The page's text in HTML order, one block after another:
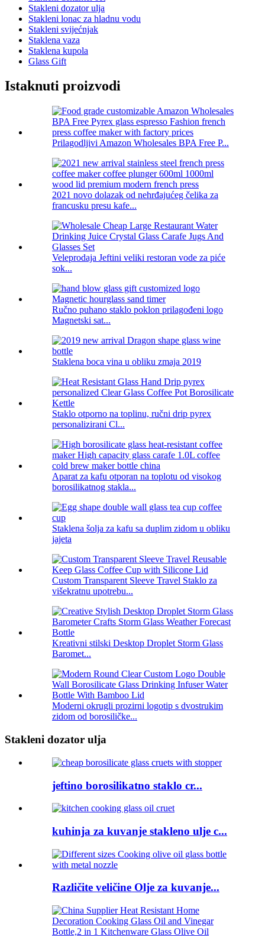
Stakleni dozator ulja
Stakleni lonac za hladnu vodu
Stakleni svijećnjak
Staklena vaza
Staklena kupola
Glass Gift
Istaknuti proizvodi
Prilagodljivi Amazon Wholesales BPA Free P...
2021 novo dolazak od nehrđajućeg čelika za
francusku presu kafe...
Veleprodaja Jeftini veliki restoran vode za piće
sok...
Ručno puhano staklo poklon prilagođeni logo
Magnetski sat...
Staklena boca vina u obliku zmaja 2019
Staklo otporno na toplinu, ručni drip pyrex
personalizirani Cl...
Aparat za kafu otporan na toplotu od visokog
borosilikatnog stakla...
Staklena šolja za kafu sa duplim zidom u obliku
jajeta
Custom Transparent Sleeve Travel Staklo za
višekratnu upotrebu...
Kreativni stilski Desktop Droplet Storm Glass
Baromet...
Moderni okrugli prozirni logotip s dvostrukim
zidom od borosiličke...
Stakleni dozator ulja
jeftino borosilikatno staklo cr...
kuhinja za kuvanje stakleno ulje c...
Različite veličine Olje za kuvanje...